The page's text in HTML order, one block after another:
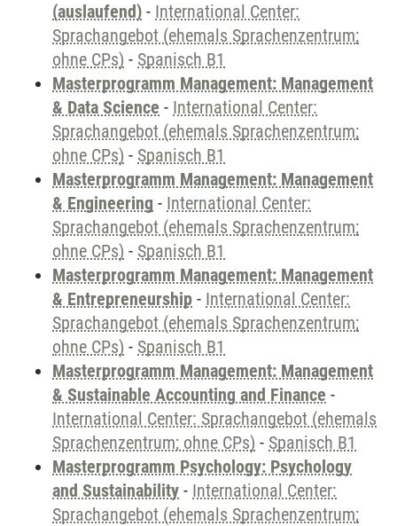
(auslaufend) - International Center:
Sprachangebot (ehemals Sprachenzentrum;
ohne CPs) - Spanisch B1
Masterprogramm Management: Management
& Data Science - International Center:
Sprachangebot (ehemals Sprachenzentrum;
ohne CPs) - Spanisch B1
Masterprogramm Management: Management
& Engineering - International Center:
Sprachangebot (ehemals Sprachenzentrum;
ohne CPs) - Spanisch B1
Masterprogramm Management: Management
& Entrepreneurship - International Center:
Sprachangebot (ehemals Sprachenzentrum;
ohne CPs) - Spanisch B1
Masterprogramm Management: Management
& Sustainable Accounting and Finance -
International Center: Sprachangebot (ehemals
Sprachenzentrum; ohne CPs) - Spanisch B1
Masterprogramm Psychology: Psychology
and Sustainability - International Center:
Sprachangebot (ehemals Sprachenzentrum;